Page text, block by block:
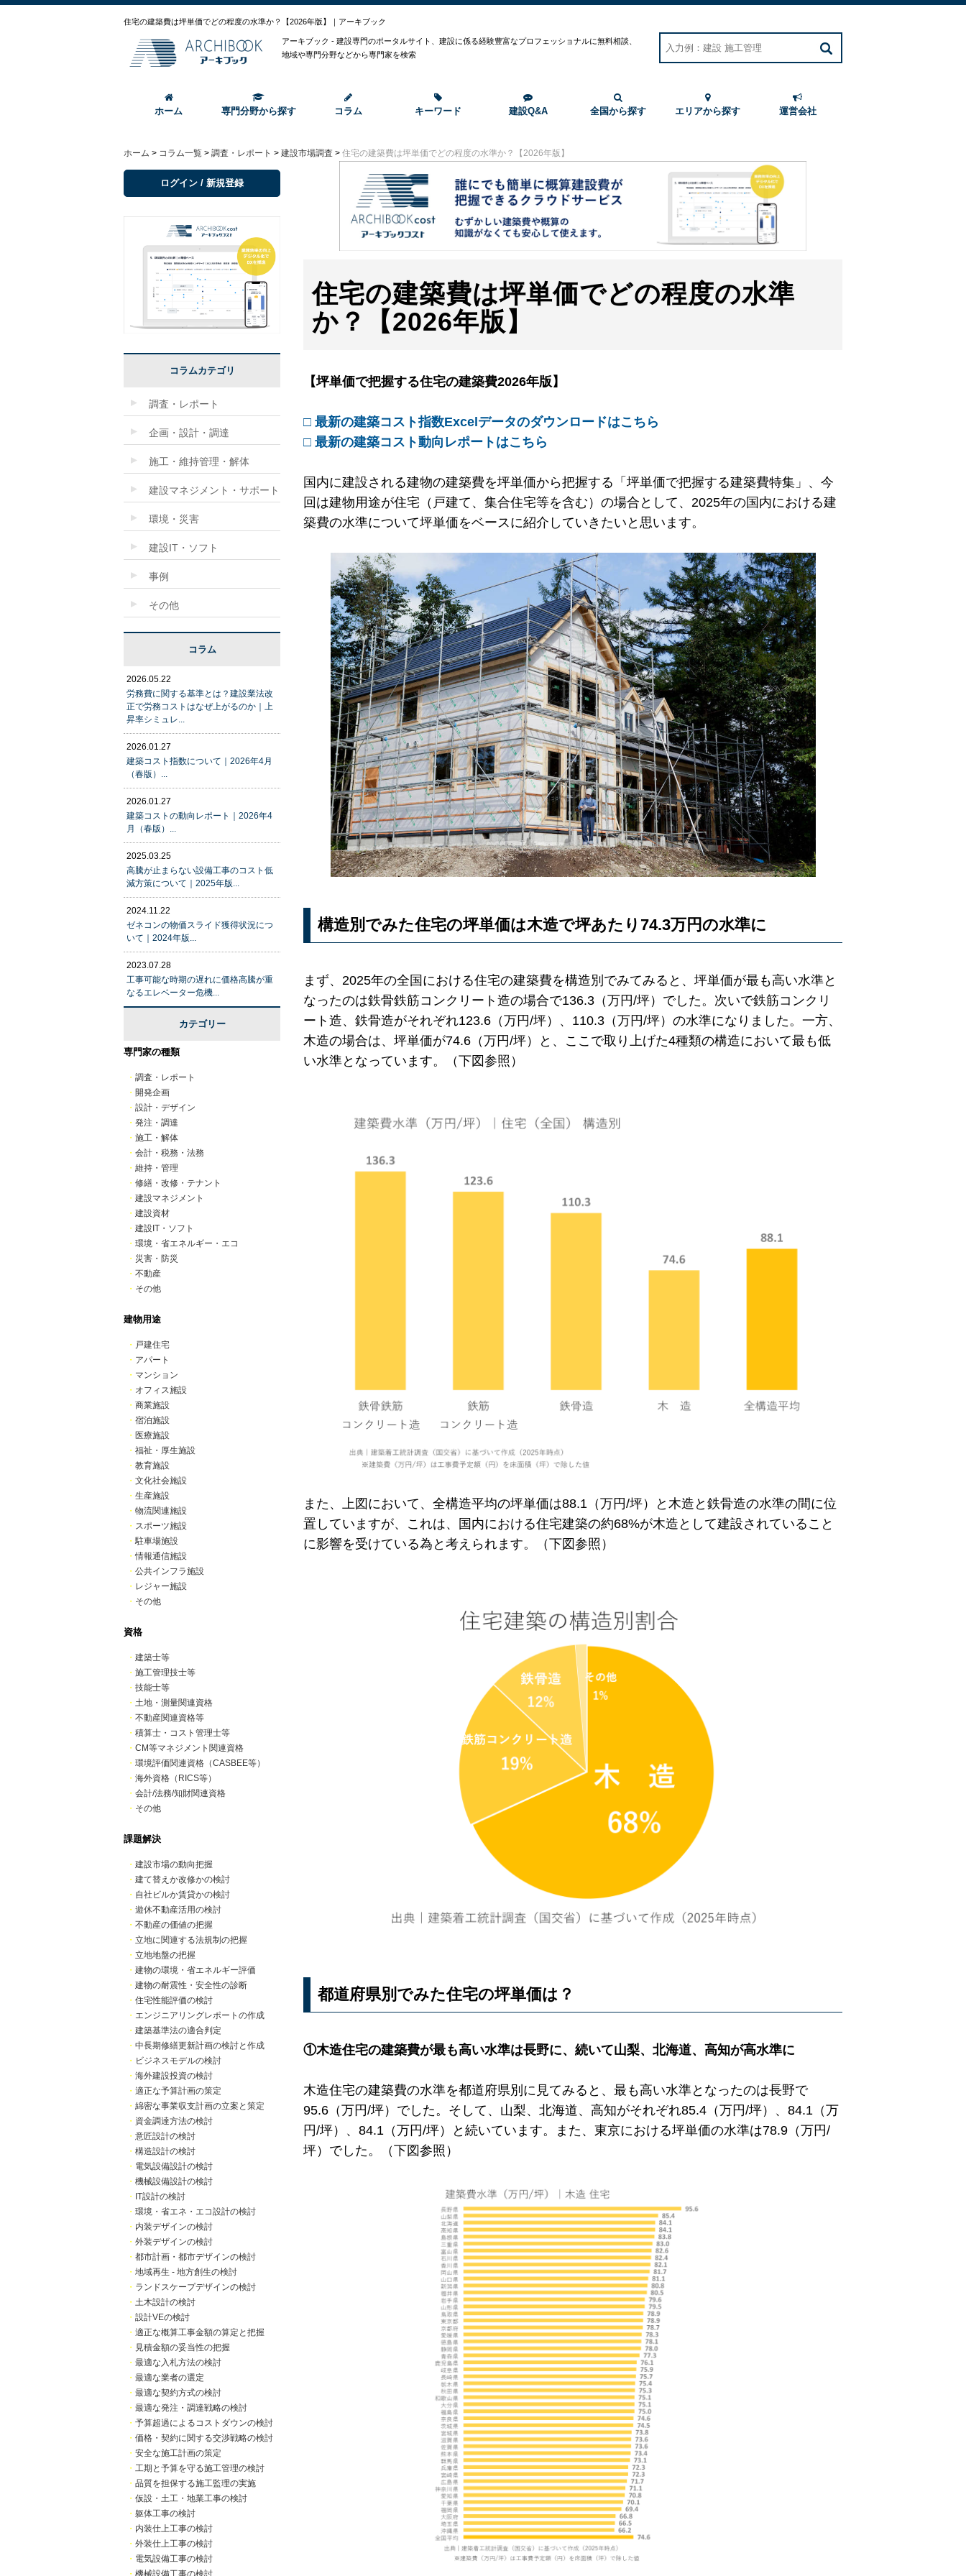
住宅の建築費は坪単価でどの程度の水準か？【2026年版】｜アーキブック
アーキブック - 建設専門のポータルサイト、建設に係る経験豊富なプロフェッショナルに無料相談、
地域や専門分野などから専門家を検索
ホーム 専門分野から探す コラム キーワード 建設Q&A 全国から探す エリアから探す 運営会社
ホーム > コラム一覧 > 調査・レポート > 建設市場調査 > 住宅の建築費は坪単価でどの程度の水準か？【2026年版】
住宅の建築費は坪単価でどの程度の水準
か？【2026年版】
【坪単価で把握する住宅の建築費2026年版】
□ 最新の建築コスト指数Excelデータのダウンロードはこちら
□ 最新の建築コスト動向レポートはこちら
国内に建設される建物の建築費を坪単価から把握する「坪単価で把握する建築費特集」、今
回は建物用途が住宅（戸建て、集合住宅等を含む）の場合として、2025年の国内における建
築費の水準について坪単価をベースに紹介していきたいと思います。
構造別でみた住宅の坪単価は木造で坪あたり74.3万円の水準に
まず、2025年の全国における住宅の建築費を構造別でみてみると、坪単価が最も高い水準と
なったのは鉄骨鉄筋コンクリート造の場合で136.3（万円/坪）でした。次いで鉄筋コンクリ
ート造、鉄骨造がそれぞれ123.6（万円/坪）、110.3（万円/坪）の水準になりました。一方、
木造の場合は、坪単価が74.6（万円/坪）と、ここで取り上げた4種類の構造において最も低
い水準となっています。（下図参照）
また、上図において、全構造平均の坪単価は88.1（万円/坪）と木造と鉄骨造の水準の間に位
置していますが、これは、国内における住宅建築の約68%が木造として建設されていること
に影響を受けている為と考えられます。（下図参照）
都道府県別でみた住宅の坪単価は？
①木造住宅の建築費が最も高い水準は長野に、続いて山梨、北海道、高知が高水準に
木造住宅の建築費の水準を都道府県別に見てみると、最も高い水準となったのは長野で
95.6（万円/坪）でした。そして、山梨、北海道、高知がそれぞれ85.4（万円/坪）、84.1（万
円/坪）、84.1（万円/坪）と続いています。また、東京における坪単価の水準は78.9（万円/
坪）でした。（下図参照）
ログイン / 新規登録
コラムカテゴリ
調査・レポート
企画・設計・調達
施工・維持管理・解体
建設マネジメント・サポート
環境・災害
建設IT・ソフト
事例
その他
コラム
2026.05.22
労務費に関する基準とは？建設業法改
正で労務コストはなぜ上がるのか｜上
昇率シミュレ...
2026.01.27
建築コスト指数について｜2026年4月
（春版）...
2026.01.27
建築コストの動向レポート｜2026年4
月（春版）...
2025.03.25
高騰が止まらない設備工事のコスト低
減方策について｜2025年版...
2024.11.22
ゼネコンの物価スライド獲得状況につ
いて｜2024年版...
2023.07.28
工事可能な時期の遅れに価格高騰が重
なるエレベーター危機...
カテゴリー
専門家の種類
・ 調査・レポート
・ 開発企画
・ 設計・デザイン
・ 発注・調達
・ 施工・解体
・ 会計・税務・法務
・ 維持・管理
・ 修繕・改修・テナント
・ 建設マネジメント
・ 建設資材
・ 建設IT・ソフト
・ 環境・省エネルギー・エコ
・ 災害・防災
・ 不動産
・ その他
建物用途
・ 戸建住宅
・ アパート
・ マンション
・ オフィス施設
・ 商業施設
・ 宿泊施設
・ 医療施設
・ 福祉・厚生施設
・ 教育施設
・ 文化社会施設
・ 生産施設
・ 物流関連施設
・ スポーツ施設
・駐車場施設
・情報通信施設
・ 公共インフラ施設
・ レジャー施設
・ その他
資格
・ 建築士等
・ 施工管理技士等
・ 技能士等
・ 土地・測量関連資格
・ 不動産関連資格等
・ 積算士・コスト管理士等
・ CM等マネジメント関連資格
・ 環境評価関連資格（CASBEE等）
・ 海外資格（RICS等）
・ 会計/法務/知財関連資格
・ その他
課題解決
・ 建設市場の動向把握
・ 建て替えか改修かの検討
・ 自社ビルか賃貸かの検討
・ 遊休不動産活用の検討
・ 不動産の価値の把握
・ 立地に関連する法規制の把握
・ 立地地盤の把握
・ 建物の環境・省エネルギー評価
・ 建物の耐震性・安全性の診断
・ 住宅性能評価の検討
・ エンジニアリングレポートの作成
・ 建築基準法の適合判定
・ 中長期修繕更新計画の検討と作成
・ ビジネスモデルの検討
・ 海外建設投資の検討
・ 適正な予算計画の策定
・ 綿密な事業収支計画の立案と策定
・ 資金調達方法の検討
・ 意匠設計の検討
・ 構造設計の検討
・ 電気設備設計の検討
・ 機械設備設計の検討
・ IT設計の検討
・ 環境・省エネ・エコ設計の検討
・ 内装デザインの検討
・ 外装デザインの検討
・ 都市計画・都市デザインの検討
・ 地域再生 - 地方創生の検討
・ ランドスケープデザインの検討
・ 土木設計の検討
・ 設計VEの検討
・ 適正な概算工事金額の算定と把握
・ 見積金額の妥当性の把握
・ 最適な入札方法の検討
・ 最適な業者の選定
・ 最適な契約方式の検討
・ 最適な発注・調達戦略の検討
・ 予算超過によるコストダウンの検討
・ 価格・契約に関する交渉戦略の検討
・ 安全な施工計画の策定
・ 工期と予算を守る施工管理の検討
・ 品質を担保する施工監理の実施
・ 仮設・土工・地業工事の検討
・ 躯体工事の検討
・ 内装仕上工事の検討
・ 外装仕上工事の検討
・ 電気設備工事の検討
・ 機械設備工事の検討